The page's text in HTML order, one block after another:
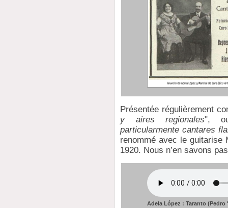
Présentée régulièrement
y aires regionales",
particularmente cantares
renommé avec le guitarise
1920. Nous n’en savons
Adela López : Taranto (Pedro